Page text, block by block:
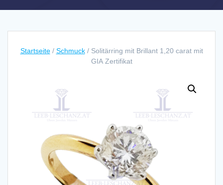
Startseite/ Schmuck/ Solitärring mit Brillant 1,20 carat mit
GIA Zertifikat